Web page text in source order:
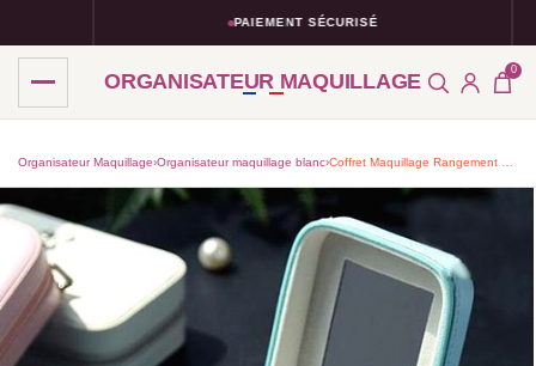
PAIEMENT SÉCURISÉ
ORGANISATEUR MAQUILLAGE 0
Organisateur Maquillage›Organisateur maquillage blanc​›